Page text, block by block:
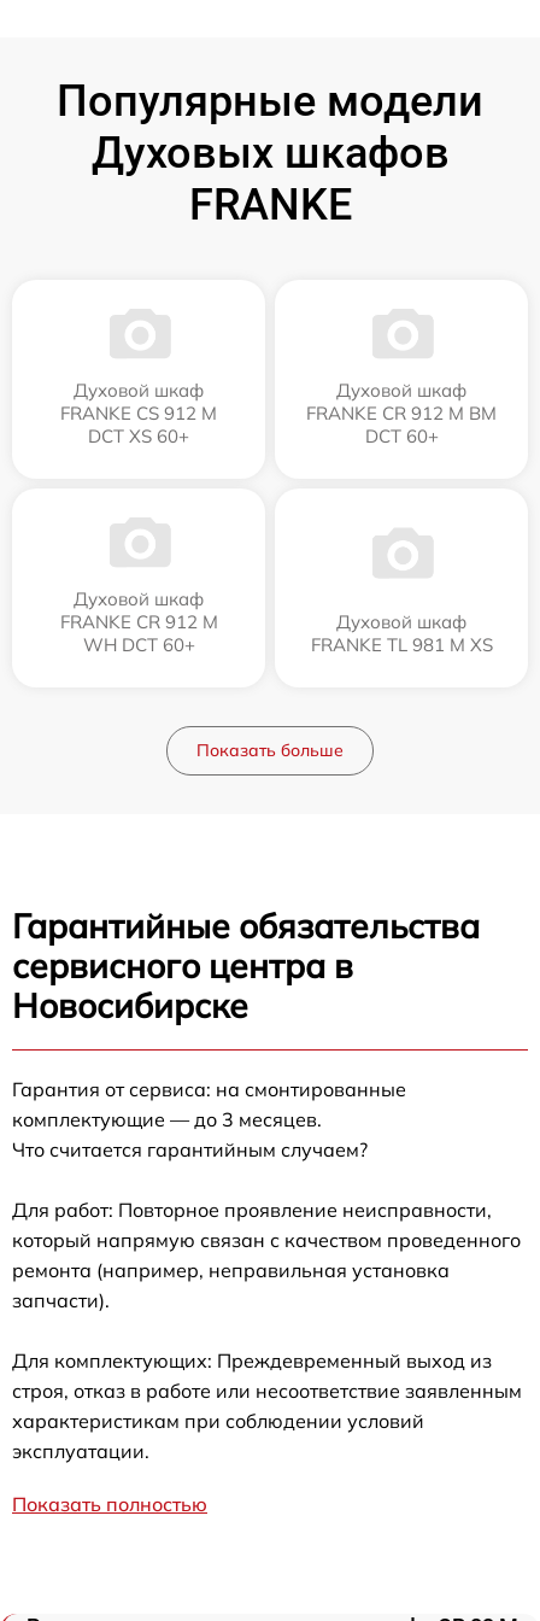
Популярные модели
Духовых шкафов
FRANKE
Духовой шкаф
FRANKE CS 912 M
DCT XS 60+
Духовой шкаф
FRANKE CR 912 M BM
DCT 60+
Духовой шкаф
FRANKE CR 912 M
WH DCT 60+
Духовой шкаф
FRANKE TL 981 M XS
Показать больше
Гарантийные обязательства
сервисного центра в
Новосибирске
Гарантия от сервиса: на смонтированные
комплектующие — до 3 месяцев.
Что считается гарантийным случаем?
Для работ: Повторное проявление неисправности,
который напрямую связан с качеством проведенного
ремонта (например, неправильная установка
запчасти).
Для комплектующих: Преждевременный выход из
строя, отказ в работе или несоответствие заявленным
характеристикам при соблюдении условий
эксплуатации.
Показать полностью